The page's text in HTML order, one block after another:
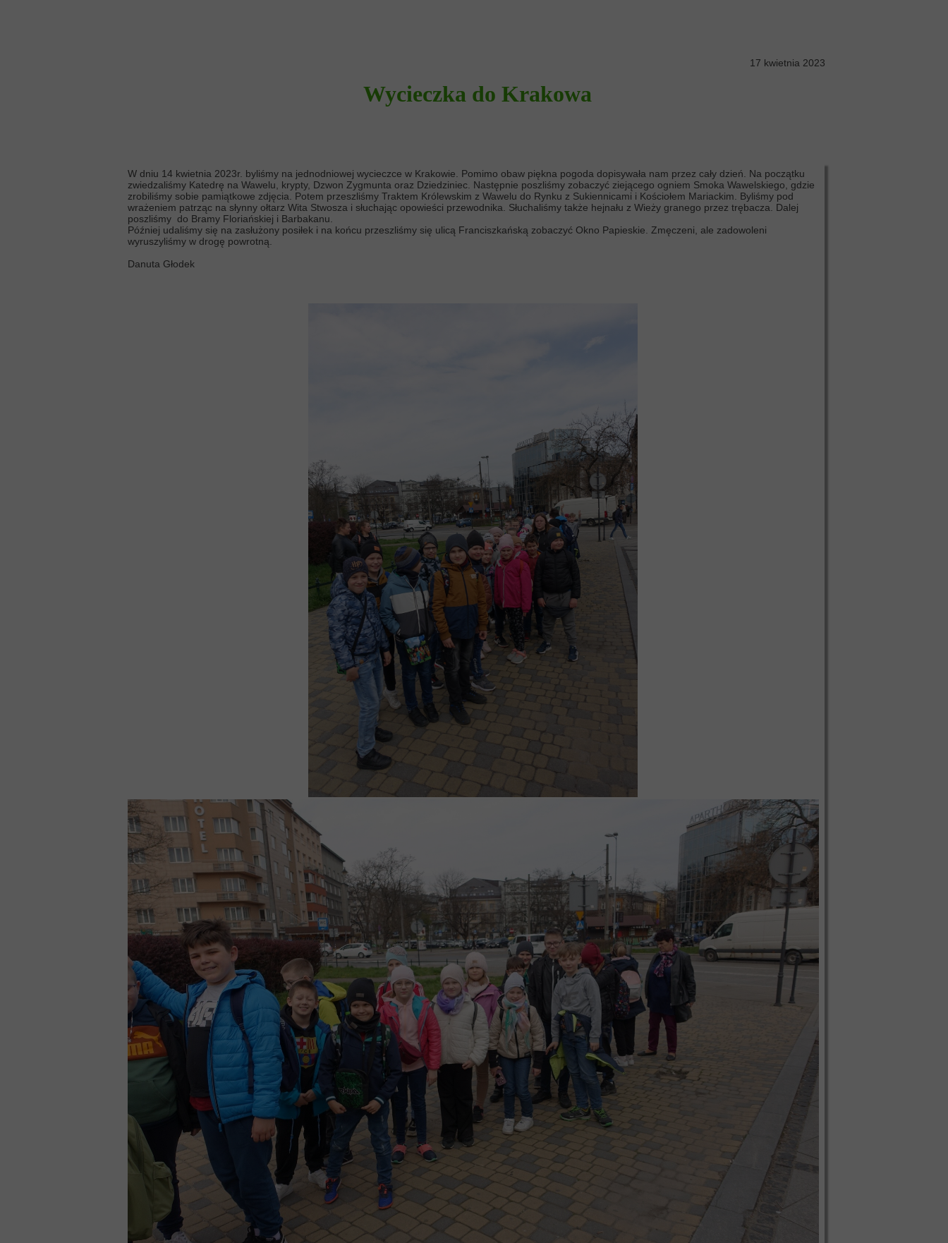
17 kwietnia 2023
W dniu 14 kwietnia 2023r. byliśmy na jednodniowej wycieczce w Krakowie. Pomimo obaw piękna pogoda dopisywała nam przez cały dzień. Na początku
zwiedzaliśmy Katedrę na Wawelu, krypty, Dzwon Zygmunta oraz Dziedziniec. Następnie poszliśmy zobaczyć ziejącego ogniem Smoka Wawelskiego, gdzie
zrobiliśmy sobie pamiątkowe zdjęcia. Potem przeszliśmy Traktem Królewskim z Wawelu do Rynku z Sukiennicami i Kościołem Mariackim. Byliśmy pod
wrażeniem patrząc na słynny ołtarz Wita Stwosza i słuchając opowieści przewodnika. Słuchaliśmy także hejnału z Wieży granego przez trębacza. Dalej
poszliśmy do Bramy Floriańskiej i Barbakanu.
Później udaliśmy się na zasłużony posiłek i na końcu przeszliśmy się ulicą Franciszkańską zobaczyć Okno Papieskie. Zmęczeni, ale zadowoleni
wyruszyliśmy w drogę powrotną.
Danuta Głodek
Wycieczka do Krakowa